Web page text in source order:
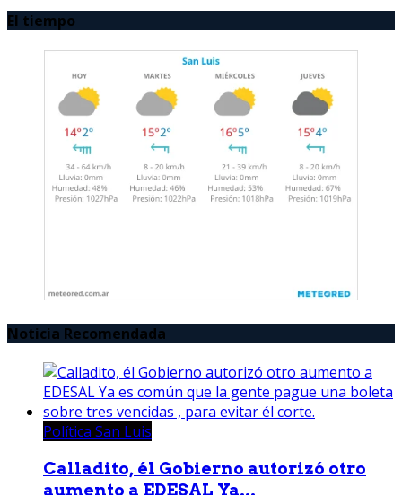
El tiempo
Noticia Recomendada
Política San Luis
Calladito, él Gobierno autorizó otro
aumento a EDESAL Ya...